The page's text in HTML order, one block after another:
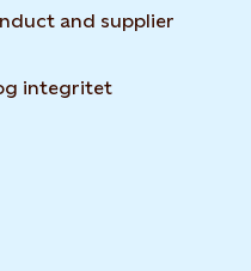
and supplier
integritet